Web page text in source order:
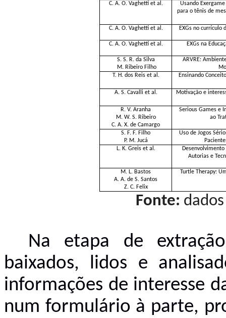
C. A. O. Vaghetti et al.
Usando
para o tênis de
C. A. O. Vaghetti et al. EXGs no currículo
C. A. O. Vaghetti et al. EXGs na
S. S. R. da Silva
M. Ribeiro Filho
ARVRE:
T. H. dos Reis et al.
Ensinando
A. S. Cavalli et al. Motivação e
R. V. Aranha
M. W. S. Ribeiro
C. A. X. de Camargo
Serious Games e
ao
S. F. F. Filho
P. M. Jucá
Uso de Jogos
L. K. Greis et al.
Autorias e
M. L. Bastos
A. A. de S. Santos
Z. C. Felix
Turtle Therapy:
Fonte:
Na etapa de
baixados, lidos e
informações de interesse
num formulário à parte,